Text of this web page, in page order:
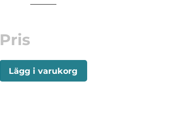
Pris
Lägg i varukorg